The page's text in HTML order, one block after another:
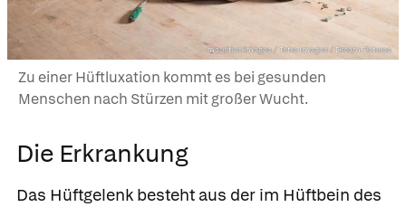
mauritius images / Tetra Images / DreamPictures
Zu einer Hüftluxation kommt es bei gesunden
Menschen nach Stürzen mit großer Wucht.
Die Erkrankung
Das Hüftgelenk besteht aus der im Hüftbein des